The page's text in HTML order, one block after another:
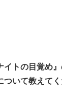
イトの目覚め
ついて教えてく